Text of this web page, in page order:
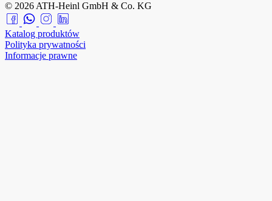
© 2026 ATH-Heinl GmbH & Co. KG
Katalog produktów
Polityka prywatności
Informacje prawne